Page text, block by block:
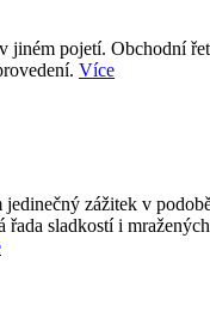
pojetí. Obchodní
Více
zážitek v
sladkostí i